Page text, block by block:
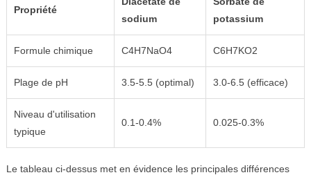
Propriété
sodium
potassium
Formule chimique C4H7NaO4 C6H7KO2
Plage de pH 3.5-5.5 (optimal) 3.0-6.5 (efficace)
Niveau d'utilisation
typique
0.1-0.4% 0.025-0.3%
Le tableau ci-dessus met en évidence les principales différences